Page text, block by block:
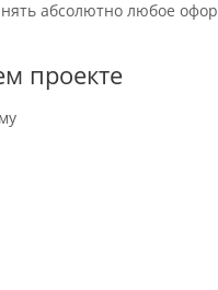
абсолютно любое
проекте